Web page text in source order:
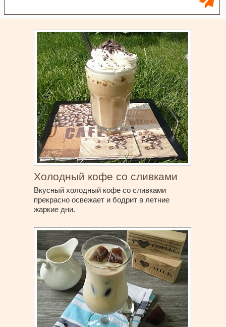
Холодный кофе со сливками
Вкусный холодный кофе со сливками
прекрасно освежает и бодрит в летние
жаркие дни.